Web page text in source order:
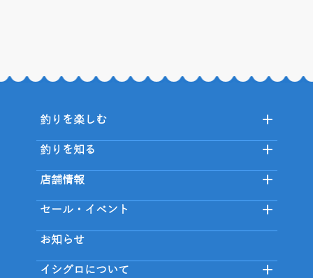
釣りを楽しむ
釣りを知る
店舗情報
セール・イベント
お知らせ
イシグロについて